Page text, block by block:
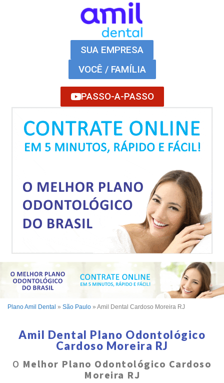
SUA EMPRESA
VOCÊ / FAMÍLIA
PASSO-A-PASSO
Plano Amil Dental » São Paulo » Amil Dental Cardoso Moreira RJ
Amil Dental Plano Odontológico
Cardoso Moreira RJ
O Melhor Plano Odontológico Cardoso
Moreira RJ